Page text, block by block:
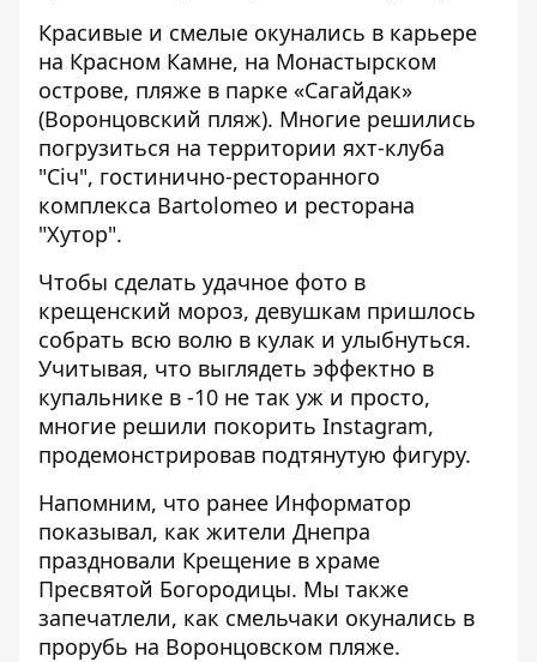
Красивые и смелые окунались в карьере
на Красном Камне, на Монастырском
острове, пляже в парке «Сагайдак»
(Воронцовский пляж). Многие решились
погрузиться на территории яхт-клуба
"Січ", гостинично-ресторанного
комплекса Bartolomeo и ресторана
"Хутор".
Чтобы сделать удачное фото в
крещенский мороз, девушкам пришлось
собрать всю волю в кулак и улыбнуться.
Учитывая, что выглядеть эффектно в
купальнике в -10 не так уж и просто,
многие решили покорить Instagram,
продемонстрировав подтянутую фигуру.
Напомним, что ранее Информатор
показывал, как жители Днепра
праздновали Крещение в храме
Пресвятой Богородицы. Мы также
запечатлели, как смельчаки окунались в
прорубь на Воронцовском пляже.